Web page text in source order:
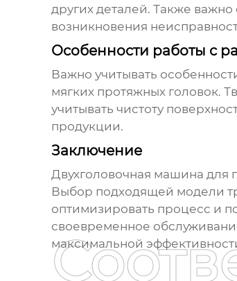
других деталей. Также
возникновения
Особенности работы с
Важно учитывать
мягких протяжных головок.
учитывать чистоту
продукции.
Заключение
Двухголовочная машина для
Выбор подходящей модели
оптимизировать процесс и
своевременное
максимальной